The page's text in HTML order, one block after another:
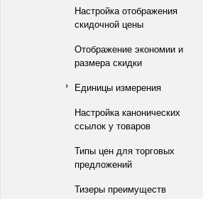
Настройка отображения
скидочной цены
Отображение экономии и
размера скидки
Единицы измерения
Настройка канонических
ссылок у товаров
Типы цен для торговых
предложений
Тизеры преимуществ